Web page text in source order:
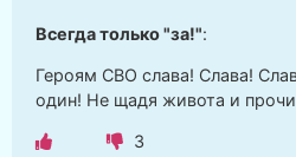
Всегда только "за!":
Героям СВО слава! Слава!
один! Не щадя живота и
3